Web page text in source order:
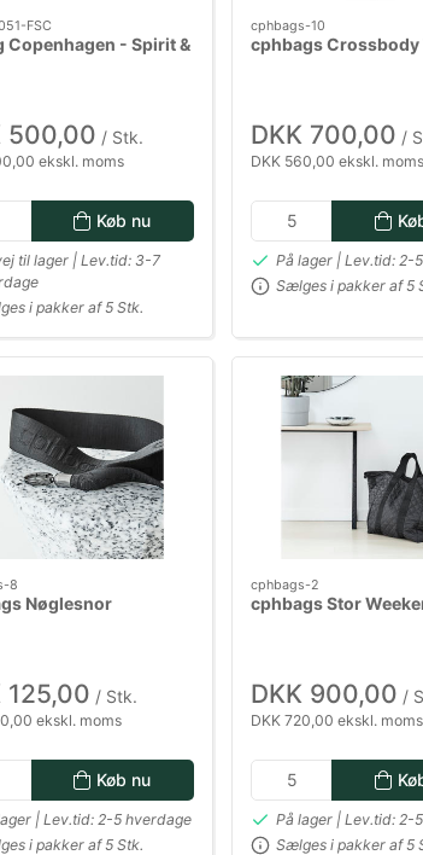
FSC
Copenhagen - Spirit &
500,00 / Stk.
ekskl. moms
Køb nu
til lager | Lev.tid: 3-7
i pakker af 5 Stk.
cphbags-10
cphbags Crossbody
DKK 700,00 /
DKK 560,00 ekskl. moms
På lager | Lev.tid: 2-
Sælges i pakker af 5
8
Nøglesnor
125,00 / Stk.
ekskl. moms
Køb nu
| Lev.tid: 2-5 hverdage
i pakker af 5 Stk.
cphbags-2
cphbags Stor
DKK 900,00 /
DKK 720,00 ekskl. moms
På lager | Lev.tid: 2-
Sælges i pakker af 5